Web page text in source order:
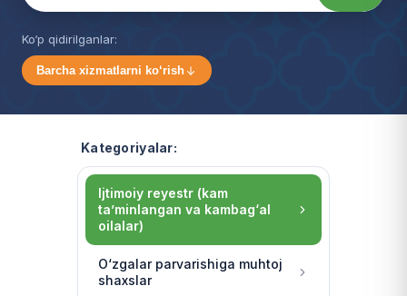
Ko‘p qidirilganlar:
Barcha xizmatlarni ko‘rish
Kategoriyalar:
Ijtimoiy reyestr (kam
ta’minlangan va kambag‘al
oilalar)
O‘zgalar parvarishiga muhtoj
shaxslar